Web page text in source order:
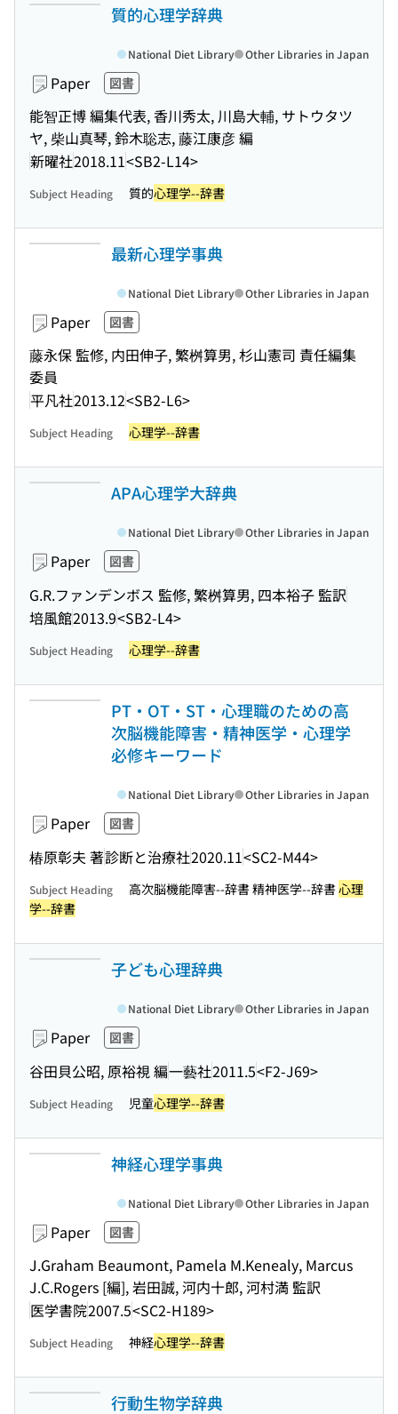
質的心理学辞典
Paper 図書
能智正博 編集代表, 香川秀太, 川島大輔, サトウタツ
ヤ, 柴山真琴, 鈴木聡志, 藤江康彦 編
新曜社2018.11<SB2-L14>
National Diet Library Other Libraries in Japan
Subject Heading 質的心理学--辞書
最新心理学事典
Paper 図書
藤永保 監修, 内田伸子, 繁桝算男, 杉山憲司 責任編集
委員
平凡社2013.12<SB2-L6>
National Diet Library Other Libraries in Japan
Subject Heading 心理学--辞書
APA心理学大辞典
Paper 図書
G.R.ファンデンボス 監修, 繁桝算男, 四本裕子 監訳
培風館2013.9<SB2-L4>
National Diet Library Other Libraries in Japan
Subject Heading 心理学--辞書
PT・OT・ST・心理職のための高
次脳機能障害・精神医学・心理学
必修キーワード
Paper 図書
椿原彰夫 著診断と治療社2020.11<SC2-M44>
National Diet Library Other Libraries in Japan
Subject Heading 高次脳機能障害--辞書 精神医学--辞書心理
学--辞書
子ども心理辞典
Paper 図書
谷田貝公昭, 原裕視 編一藝社2011.5<F2-J69>
National Diet Library Other Libraries in Japan
Subject Heading 児童心理学--辞書
神経心理学事典
Paper 図書
J.Graham Beaumont, Pamela M.Kenealy, Marcus
J.C.Rogers [編], 岩田誠, 河内十郎, 河村満 監訳
医学書院2007.5<SC2-H189>
National Diet Library Other Libraries in Japan
Subject Heading 神経心理学--辞書
行動生物学辞典